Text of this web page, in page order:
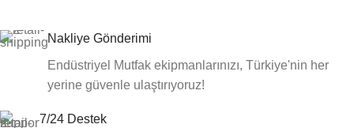
Nakliye Gönderimi
Endüstriyel Mutfak ekipmanlarınızı, Türkiye'nin her
yerine güvenle ulaştırıyoruz!
7/24 Destek